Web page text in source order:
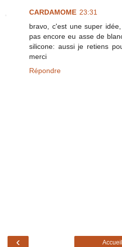
CARDAMOME 23:31
bravo, c'est une super
pas encore eu asse de
silicone: aussi je retiens
merci
Répondre
‹ Accueil